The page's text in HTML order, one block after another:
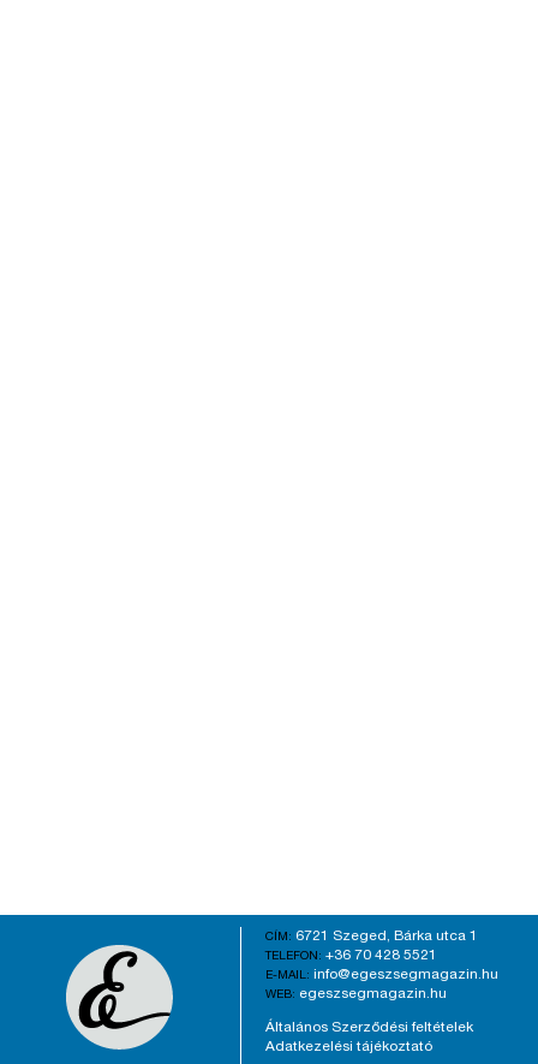
CÍM: 6721 Szeged, Bárka utca 1
TELEFON: +36 70 428 5521
E-MAIL: info@egeszsegmagazin.hu
WEB: egeszsegmagazin.hu
Általános Szerződési feltételek
Adatkezelési tájékoztató